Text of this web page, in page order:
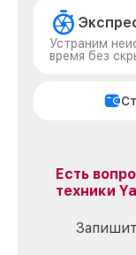
Устраним
время без
Есть
техники